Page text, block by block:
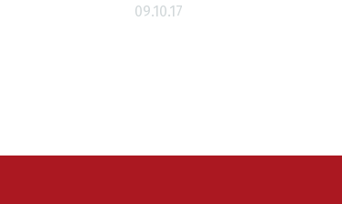
09.10.17